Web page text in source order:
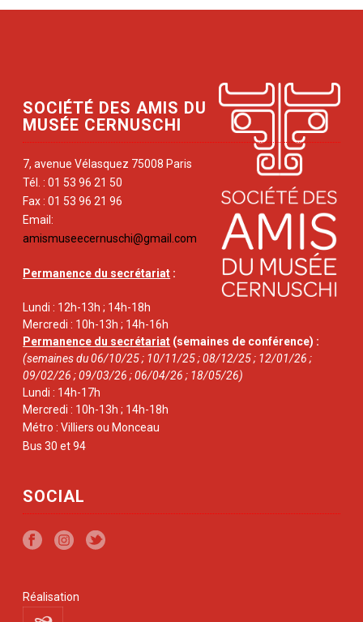
SOCIÉTÉ DES AMIS DU
MUSÉE CERNUSCHI
7, avenue Vélasquez 75008 Paris
Tél. : 01 53 96 21 50
Fax : 01 53 96 21 96
Email:
amismuseecernuschi@gmail.com
Permanence du secrétariat :
Lundi : 12h-13h ; 14h-18h
Mercredi : 10h-13h ; 14h-16h
Permanence du secrétariat (semaines de conférence) :
(semaines du 06/10/25 ; 10/11/25 ; 08/12/25 ; 12/01/26 ;
09/02/26 ; 09/03/26 ; 06/04/26 ; 18/05/26)
Lundi : 14h-17h
Mercredi : 10h-13h ; 14h-18h
Métro : Villiers ou Monceau
Bus 30 et 94
SOCIAL
Réalisation